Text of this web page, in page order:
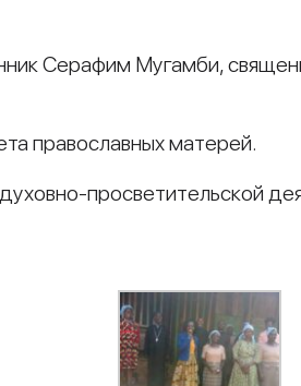
Серафим Мугамби,
православных матерей.
просветительской